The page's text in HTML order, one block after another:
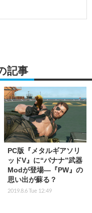
記事
PC版『メタルギアソリ
ッドV』に“バナナ”武器
Modが登場―『PW』の
思い出が蘇る？
2019.8.6 Tue 12:49